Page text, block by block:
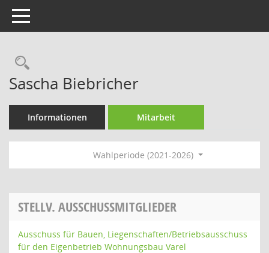
Toggle navigation
Rechercheauswahl
Sascha Biebricher
Informationen Mitarbeit
Wahlperiode (2021-2026)
STELLV. AUSSCHUSSMITGLIEDER
Ausschuss für Bauen, Liegenschaften/Betriebsausschuss
für den Eigenbetrieb Wohnungsbau Varel